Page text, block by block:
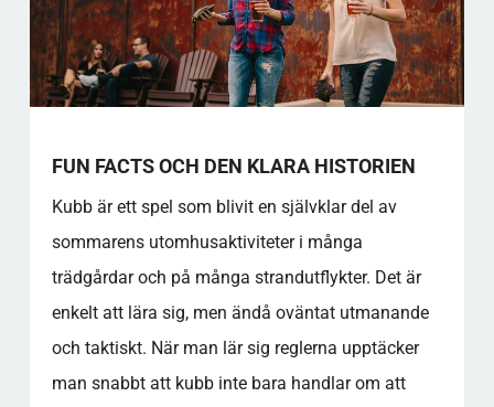
FUN FACTS OCH DEN KLARA HISTORIEN
Kubb är ett spel som blivit en självklar del av
sommarens utomhusaktiviteter i många
trädgårdar och på många strandutflykter. Det är
enkelt att lära sig, men ändå oväntat utmanande
och taktiskt. När man lär sig reglerna upptäcker
man snabbt att kubb inte bara handlar om att